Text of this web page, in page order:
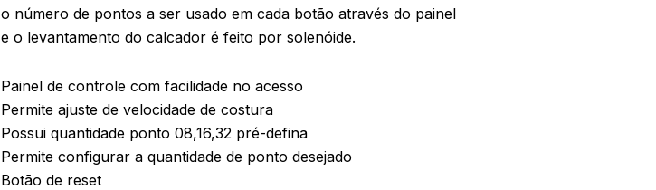
o número de pontos a ser usado em cada botão através do painel
e o levantamento do calcador é feito por solenóide.
Painel de controle com facilidade no acesso
Permite ajuste de velocidade de costura
Possui quantidade ponto 08,16,32 pré-defina
Permite configurar a quantidade de ponto desejado
Botão de reset